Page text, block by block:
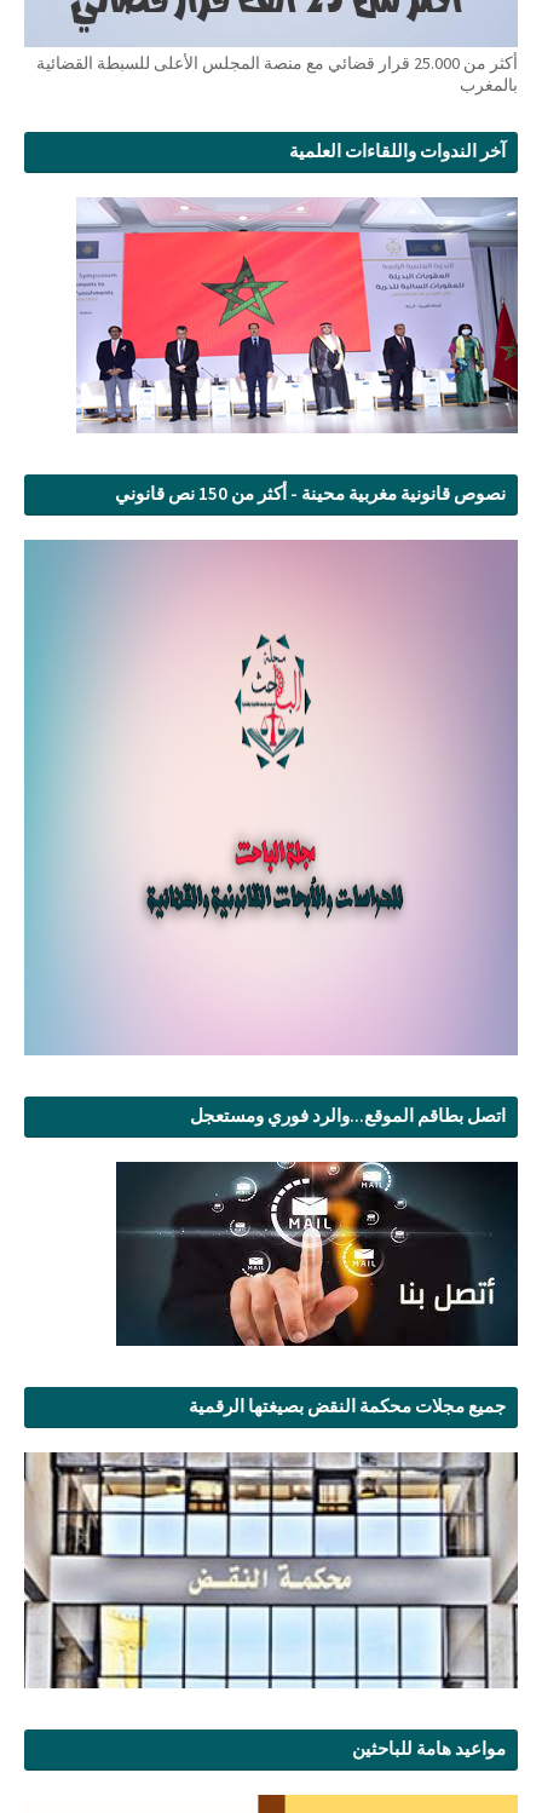
أكثر من 25.000 قرار قضائي مع منصة المجلس الأعلى للسبطة القضائية
بالمغرب
آخر الندوات واللقاءات العلمية
نصوص قانونية مغربية محينة - أكثر من 150 نص قانوني
اتصل بطاقم الموقع...والرد فوري ومستعجل
جميع مجلات محكمة النقض بصيغتها الرقمية
مواعيد هامة للباحثين